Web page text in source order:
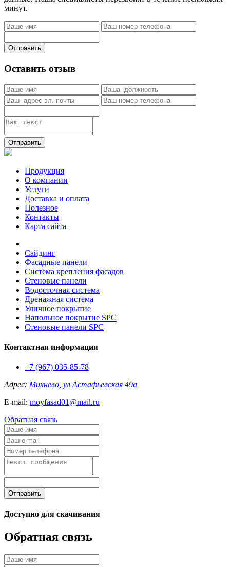
минут.
Отправить
Оставить отзыв
Отправить
Продукция
О компании
Услуги
Доставка и оплата
Полезное
Контакты
Карта сайта
Сайдинг
Фасадные панели
Система крепления фасадов
Стеновые панели
Водосточная система
Дренажная система
Уличное покрытие
Напольное покрытие SPC
Стеновые панели SPC
Контактная информация
+7 (967) 035-85-78
Адрес: Михнево, ул Астафьевская 49а
E-mail: moyfasad01@mail.ru
Обратная связь
Отправить
Доступно для скачивания
Обратная связь